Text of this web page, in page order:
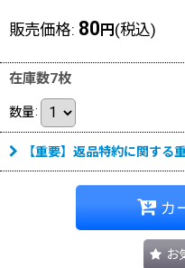
販売価格: 80 円 (税込)
在庫数7枚
数量:
【重要】返品特約に関する
カ
お